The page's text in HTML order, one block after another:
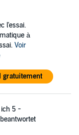
komplexe
so, dass jede*r sie
l'essai.
à
Voir
gratuitement
ich 5 -